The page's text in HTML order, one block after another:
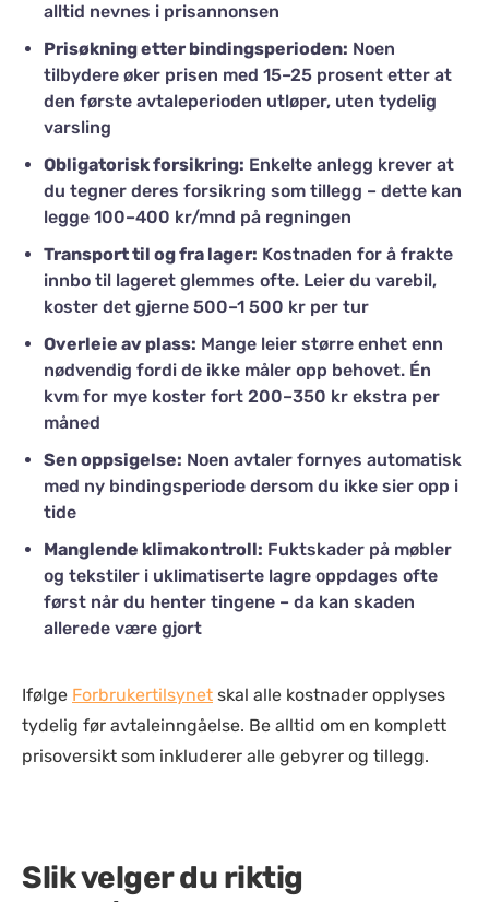
alltid nevnes i prisannonsen
Prisøkning etter bindingsperioden: Noen
tilbydere øker prisen med 15–25 prosent etter at
den første avtaleperioden utløper, uten tydelig
varsling
Obligatorisk forsikring: Enkelte anlegg krever at
du tegner deres forsikring som tillegg – dette kan
legge 100–400 kr/mnd på regningen
Transport til og fra lager: Kostnaden for å frakte
innbo til lageret glemmes ofte. Leier du varebil,
koster det gjerne 500–1 500 kr per tur
Overleie av plass: Mange leier større enhet enn
nødvendig fordi de ikke måler opp behovet. Én
kvm for mye koster fort 200–350 kr ekstra per
måned
Sen oppsigelse: Noen avtaler fornyes automatisk
med ny bindingsperiode dersom du ikke sier opp i
tide
Manglende klimakontroll: Fuktskader på møbler
og tekstiler i uklimatiserte lagre oppdages ofte
først når du henter tingene – da kan skaden
allerede være gjort
Ifølge Forbrukertilsynet skal alle kostnader opplyses
tydelig før avtaleinngåelse. Be alltid om en komplett
prisoversikt som inkluderer alle gebyrer og tillegg.
Slik velger du riktig